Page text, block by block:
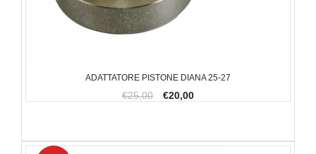
ADATTATORE PISTONE DIANA 25-27
€25,00 €20,00